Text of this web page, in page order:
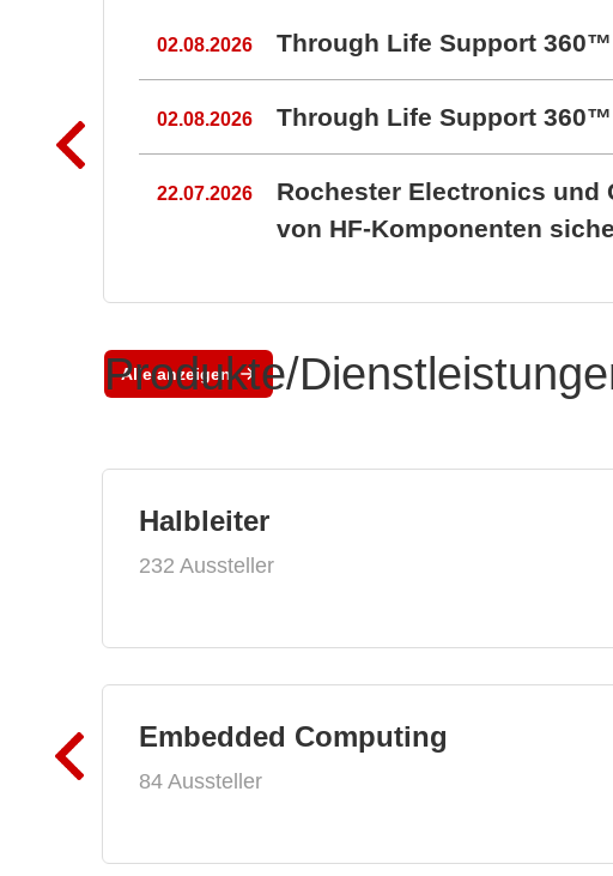
02.08.2026 Through Life Support
02.08.2026 Through Life Support
22.07.2026 Rochester Electronics und
von HF-Komponenten
Alle anzeigen
Produkte/
Halbleiter
232 Aussteller
Embedded Computing
84 Aussteller